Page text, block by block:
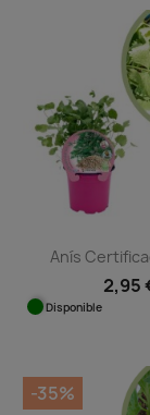
Anís
2,95
Disponible
-35%